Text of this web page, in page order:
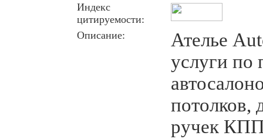
Индекс
цитируемости:
Описание:
Ателье
услуги по
потолков,
ручек